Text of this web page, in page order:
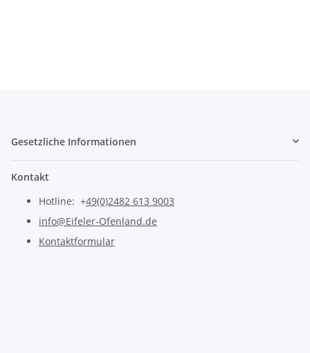
Gesetzliche Informationen
Kontakt
Hotline: +49(0)2482 613 9003
info@Eifeler-Ofenland.de
Kontaktformular